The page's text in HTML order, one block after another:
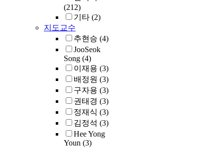
(212)
기타 (2)
지도교수
추현승 (4)
JooSeok
Song (4)
이재용 (3)
배정원 (3)
구자용 (3)
권태경 (3)
정재식 (3)
김정석 (3)
Hee Yong
Youn (3)